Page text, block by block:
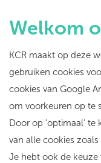
Welkom
KCR maakt op deze
gebruiken cookies
cookies van Google
om voorkeuren op te
Door op 'optimaal' te
van alle cookies
Je hebt ook de keuze
Schijn
het